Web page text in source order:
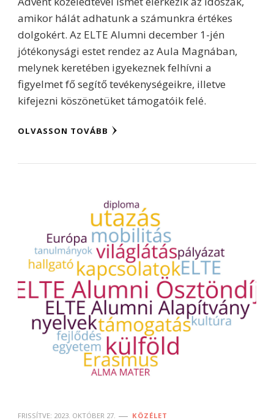
amikor hálát adhatunk a számunkra értékes
dolgokért. Az ELTE Alumni december 1-jén
jótékonysági estet rendez az Aula Magnában,
melynek keretében igyekeznek felhívni a
figyelmet fő segítő tevékenységeikre, illetve
kifejezni köszönetüket támogatóik felé.
OLVASSON TOVÁBB
FRISSÍTVE: 2023. OKTÓBER 27. KÖZÉLET